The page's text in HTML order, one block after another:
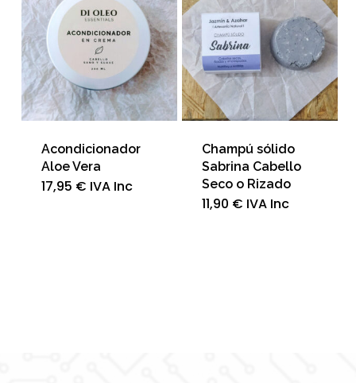
Acondicionador
Aloe Vera
17,95 € IVA Inc
Champú sólido
Sabrina Cabello
Seco o Rizado
11,90 € IVA Inc